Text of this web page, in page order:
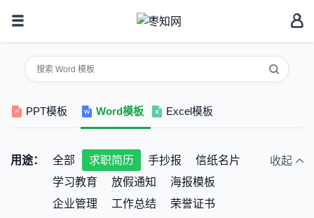
PPT模板 Word模板 Excel模板
用途： 全部 求职简历 手抄报
信纸名片
学习教育
放假通知
海报模板
企业管理
工作总结
荣誉证书
收起